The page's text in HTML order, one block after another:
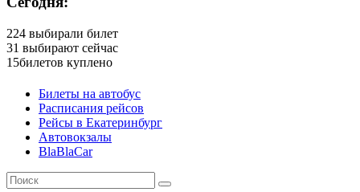
224 выбирали билет
31 выбирают сейчас
15билетов куплено
Билеты на автобус
Расписания рейсов
Рейсы в Екатеринбург
Автовокзалы
BlaBlaCar